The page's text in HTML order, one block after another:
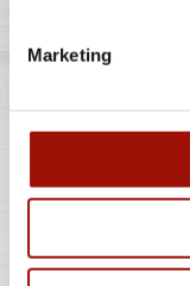
Marketing
Spaghetti oder
Gran Moravia